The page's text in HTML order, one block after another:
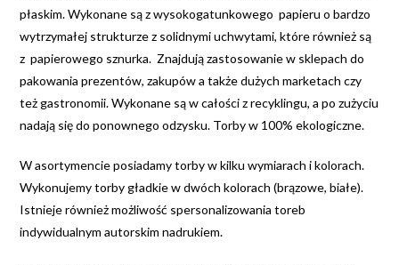
płaskim. Wykonane są z wysokogatunkowego papieru o bardzo
wytrzymałej strukturze z solidnymi uchwytami, które również są
z papierowego sznurka. Znajdują zastosowanie w sklepach do
pakowania prezentów, zakupów a także dużych marketach czy
też gastronomii. Wykonane są w całości z recyklingu, a po zużyciu
nadają się do ponownego odzysku. Torby w 100% ekologiczne.
W asortymencie posiadamy torby w kilku wymiarach i kolorach.
Wykonujemy torby gładkie w dwóch kolorach (brązowe, białe).
Istnieje również możliwość spersonalizowania toreb
indywidualnym autorskim nadrukiem.